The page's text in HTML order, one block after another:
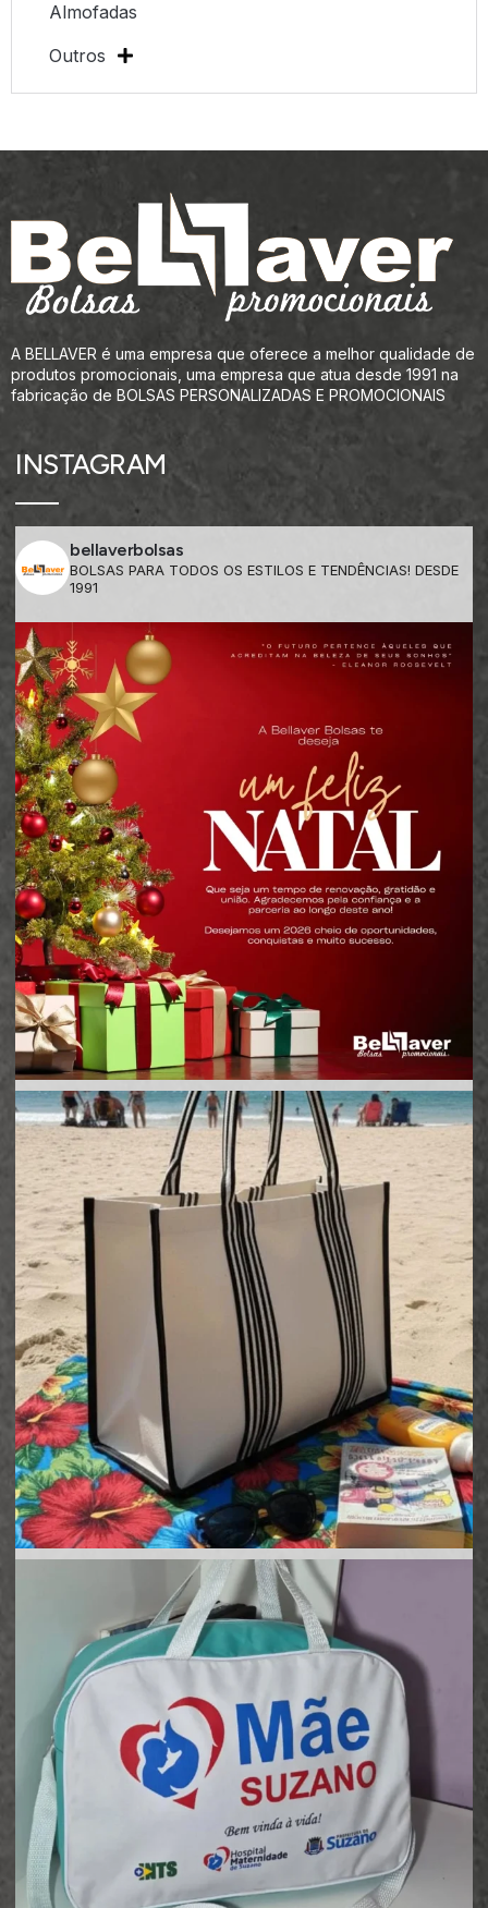
Almofadas
Outros
A BELLAVER é uma empresa que oferece a melhor qualidade de
produtos promocionais, uma empresa que atua desde 1991 na
fabricação de BOLSAS PERSONALIZADAS E PROMOCIONAIS
INSTAGRAM
bellaverbolsas
BOLSAS PARA TODOS OS ESTILOS E TENDÊNCIAS! DESDE
1991